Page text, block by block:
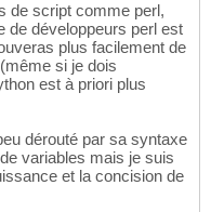
de script comme perl,
de développeurs perl est
plus facilement de
si je dois
est à priori plus
dérouté par sa syntaxe
variables mais je suis
et la concision de